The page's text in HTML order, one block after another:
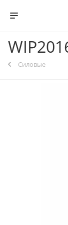
Силовые